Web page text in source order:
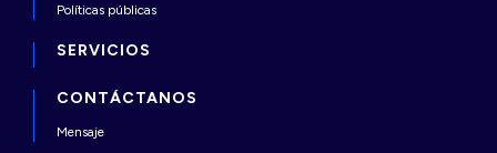
Políticas públicas
SERVICIOS
CONTÁCTANOS
Mensaje